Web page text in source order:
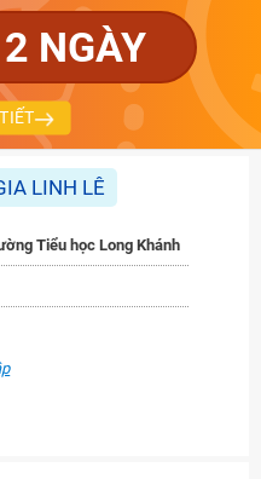
NGÀY
LINH LÊ
Tiểu học Long Khánh